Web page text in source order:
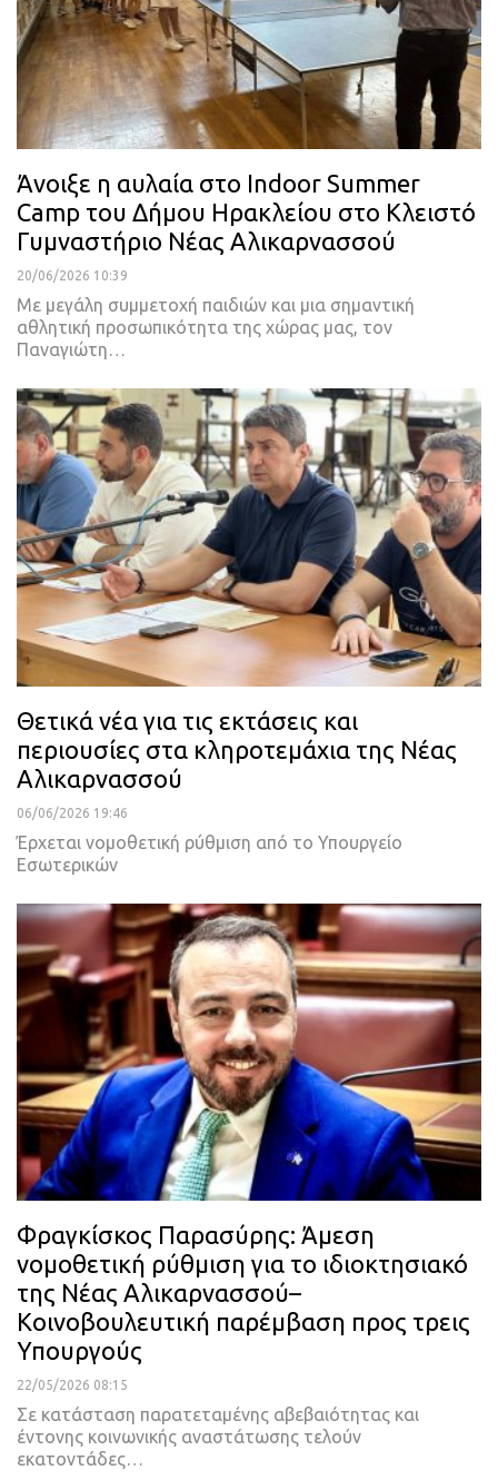
Άνοιξε η αυλαία στο Indoor Summer
Camp του Δήμου Ηρακλείου στο Κλειστό
Γυμναστήριο Νέας Αλικαρνασσού
20/06/2026 10:39
Με μεγάλη συμμετοχή παιδιών και μια σημαντική
αθλητική προσωπικότητα της χώρας μας, τον
Παναγιώτη…
Θετικά νέα για τις εκτάσεις και
περιουσίες στα κληροτεμάχια της Νέας
Αλικαρνασσού
06/06/2026 19:46
Έρχεται νομοθετική ρύθμιση από το Υπουργείο
Εσωτερικών
Φραγκίσκος Παρασύρης: Άμεση
νομοθετική ρύθμιση για το ιδιοκτησιακό
της Νέας Αλικαρνασσού–
Κοινοβουλευτική παρέμβαση προς τρεις
Υπουργούς
22/05/2026 08:15
Σε κατάσταση παρατεταμένης αβεβαιότητας και
έντονης κοινωνικής αναστάτωσης τελούν
εκατοντάδες…